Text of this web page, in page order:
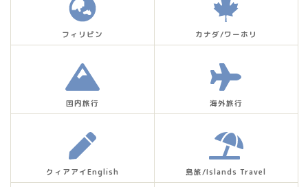
フィリピン カナダ/ワーホリ
国内旅行 海外旅行
クィアアイEnglish 島旅/Islands Travel